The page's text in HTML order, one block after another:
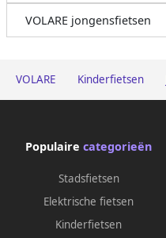
VOLARE Kinderfietsen
VOLARE jongensfietsen
Populaire categorieën
Stadsfietsen
Elektrische fietsen
Kinderfietsen